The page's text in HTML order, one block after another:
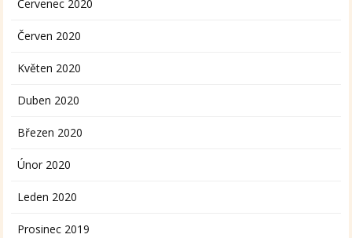
Červenec 2020
Červen 2020
Květen 2020
Duben 2020
Březen 2020
Únor 2020
Leden 2020
Prosinec 2019